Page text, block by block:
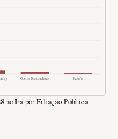
Outros Esquerdistas Baha'is
no Irã por Filiação Política